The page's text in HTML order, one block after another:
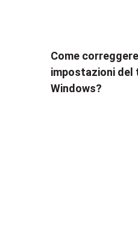
Come
impostazioni del
Windows?